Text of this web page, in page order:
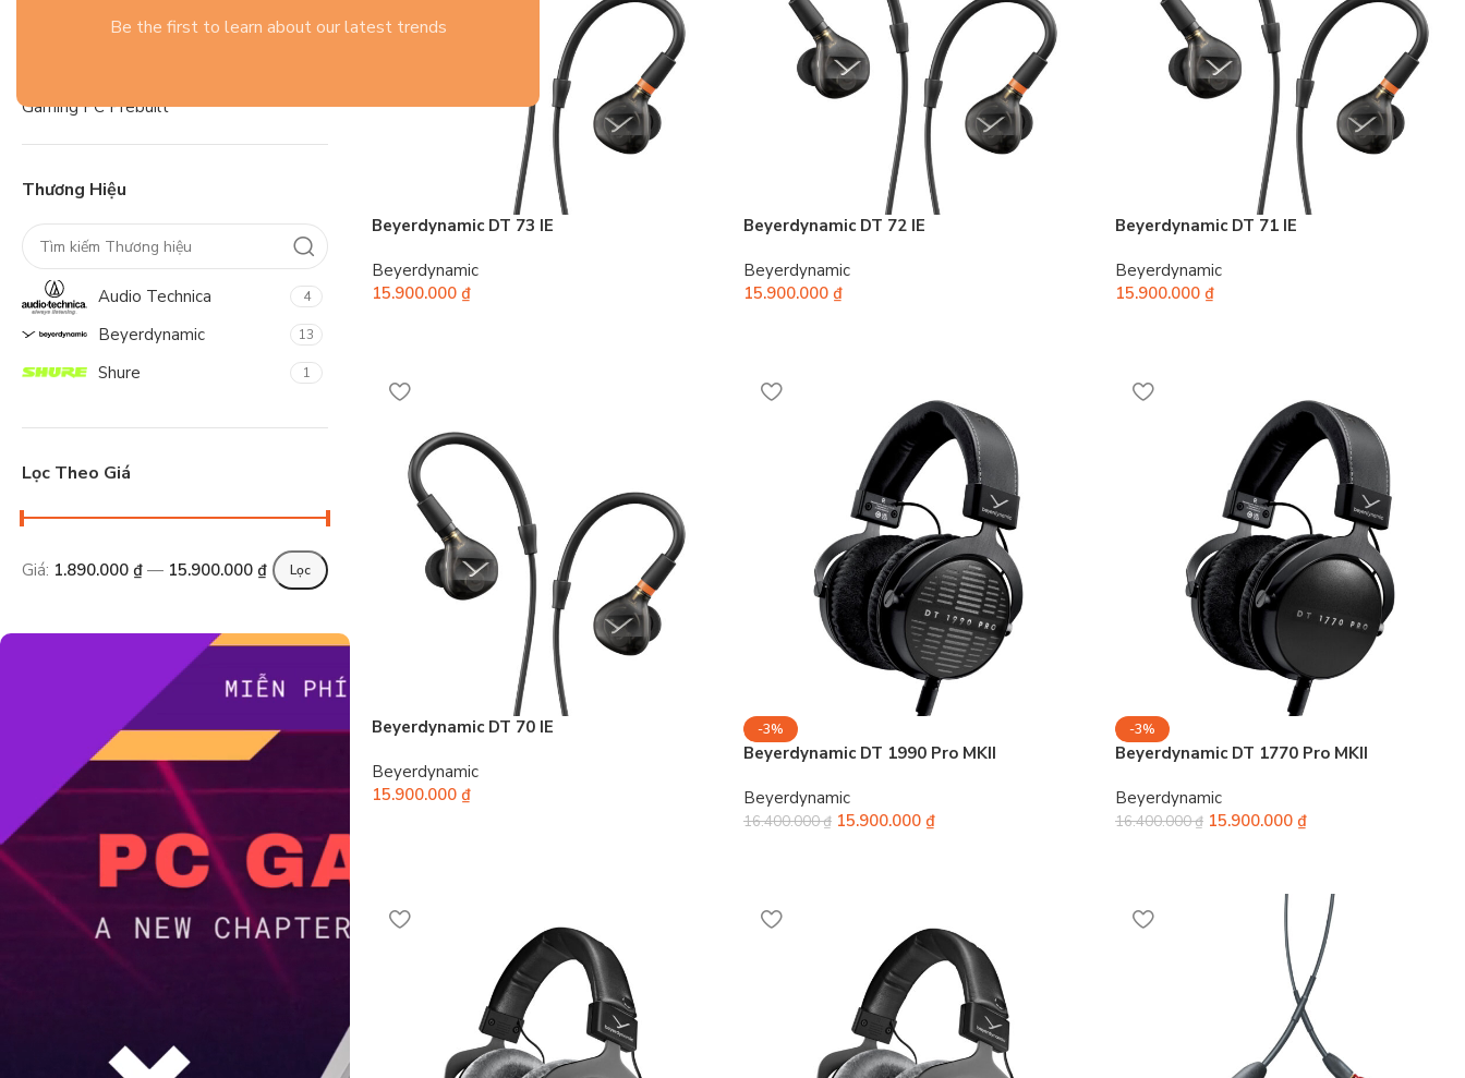
Be the first to learn about our latest trends
Thiết Bị Thông Minh
Gaming PC Prebuilt
Thương Hiệu
Audio Technica 4
Beyerdynamic 13
Shure 1
Lọc Theo Giá
Lọc
Giá: 1.890.000 ₫ — 15.900.000 ₫
Beyerdynamic DT 73 IE
Beyerdynamic
15.900.000 ₫
Beyerdynamic DT 72 IE
Beyerdynamic
15.900.000 ₫
Beyerdynamic DT 71 IE
Beyerdynamic
15.900.000 ₫
Beyerdynamic DT 70 IE
Beyerdynamic
15.900.000 ₫
-3%
Beyerdynamic DT 1990 Pro MKII
Beyerdynamic
16.400.000₫ 15.900.000 ₫
-3%
Beyerdynamic DT 1770 Pro MKII
Beyerdynamic
16.400.000₫ 15.900.000 ₫